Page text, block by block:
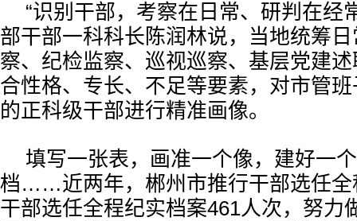
“识别干部，考察在日常、研判在经
部干部一科科长陈润林说，当地统筹
察、纪检监察、巡视巡察、基层党建
合性格、专长、不足等要素，对市管
的正科级干部进行精准画像。
填写一张表，画准一个像，建好一
档……近两年，郴州市推行干部选任全
干部选任全程纪实档案461人次，努力